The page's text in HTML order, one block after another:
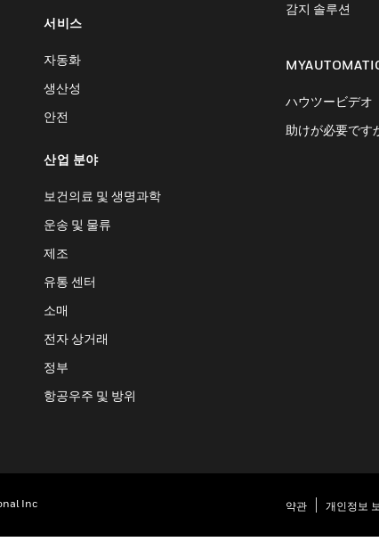
서비스
자동화
생산성
안전
산업 분야
보건의료 및 생명과학
운송 및 물류
제조
유통 센터
소매
전자 상거래
정부
항공우주 및 방위
감지 솔루션
ハウツービデオ
助けが必要です
Inc 약관 개인정보